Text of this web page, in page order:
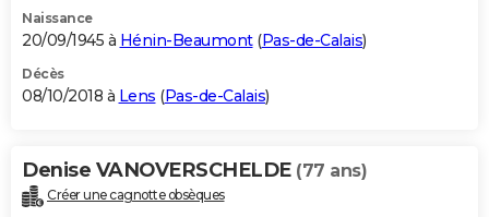
Naissance
20/09/1945 à Hénin-Beaumont(Pas-de-Calais)
Décès
08/10/2018 à Lens (Pas-de-Calais)
Denise VANOVERSCHELDE (77 ans)
Créer une cagnotte obsèques